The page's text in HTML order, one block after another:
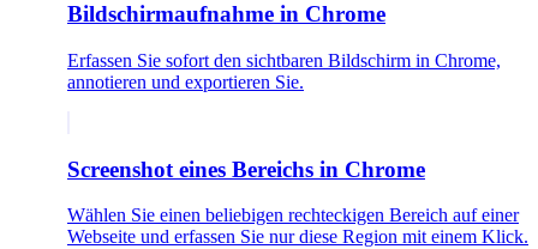
Bildschirmaufnahme in Chrome
Erfassen Sie sofort den sichtbaren Bildschirm in Chrome,
annotieren und exportieren Sie.
Screenshot eines Bereichs in Chrome
Wählen Sie einen beliebigen rechteckigen Bereich auf einer
Webseite und erfassen Sie nur diese Region mit einem Klick.